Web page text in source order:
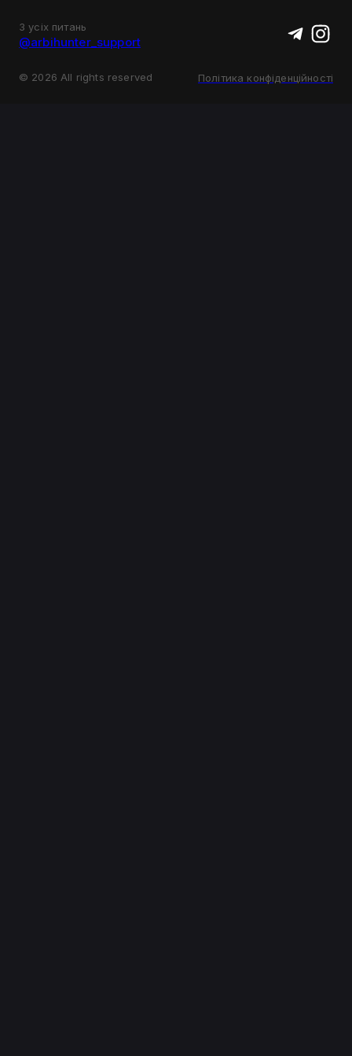
З усіх питань
@arbihunter_support
© 2026 All rights reserved Політика конфіденційності